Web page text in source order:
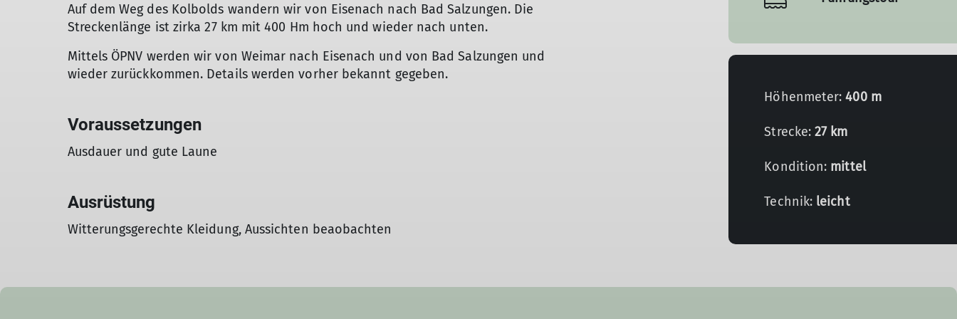
Auf dem Weg des Kolbolds wandern wir von Eisenach nach Bad Salzungen. Die
Streckenlänge ist zirka 27 km mit 400 Hm hoch und wieder nach unten.
Mittels ÖPNV werden wir von Weimar nach Eisenach und von Bad Salzungen und
wieder zurückkommen. Details werden vorher bekannt gegeben.
Voraussetzungen
Ausdauer und gute Laune
Ausrüstung
Witterungsgerechte Kleidung, Aussichten beaobachten
Höhenmeter:400 m
Strecke:27 km
Kondition: mittel
Technik: leicht